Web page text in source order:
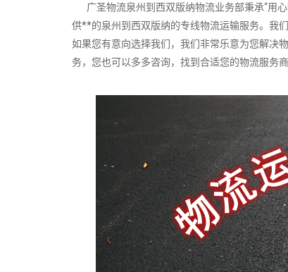
广圣物流泉州到西双版纳物流业务部秉承“用
供**的泉州到西双版纳的专线物流运输服务。我
如果您有意向选择我们，我们非常乐意为您解决
务，您也可以多多咨询，找到合适您的物流服务商